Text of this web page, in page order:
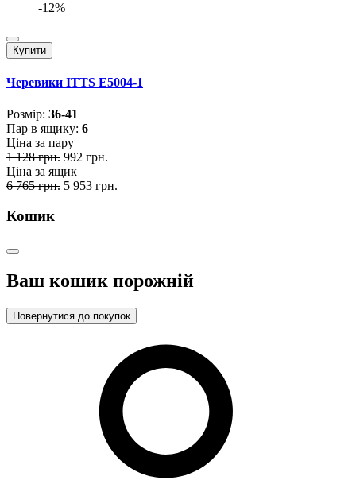
-12%
Купити
Черевики ITTS E5004-1
Розмiр: 36-41
Пар в ящику: 6
Ціна за пару
1 128 грн. 992 грн.
Ціна за ящик
6 765 грн. 5 953 грн.
Кошик
Ваш кошик порожній
Повернутися до покупок